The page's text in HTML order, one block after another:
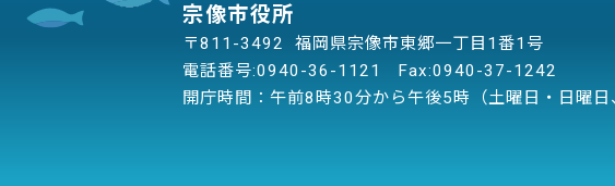
宗像市役所
〒811-3492 福岡県宗像市東郷一丁目1番1号
電話番号:0940-36-1121
Fax:0940-37-1242
開庁時間：午前8時30分から午後5時（土曜日・日曜